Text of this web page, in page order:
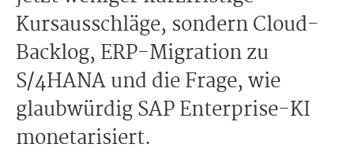
Kursausschläge, sondern Cloud-
Backlog, ERP-Migration zu
S/4HANA und die Frage, wie
glaubwürdig SAP Enterprise-KI
monetarisiert.